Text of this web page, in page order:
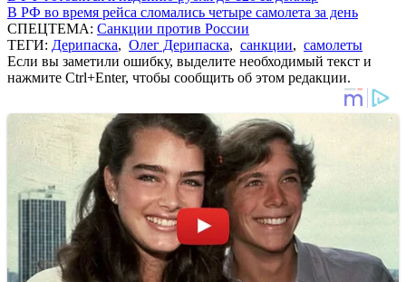
В РФ во время рейса сломались четыре самолета за день
СПЕЦТЕМА: Санкции против России
ТЕГИ: Дерипаска, Олег Дерипаска, санкции, самолеты
Если вы заметили ошибку, выделите необходимый текст и
нажмите Ctrl+Enter, чтобы сообщить об этом редакции.